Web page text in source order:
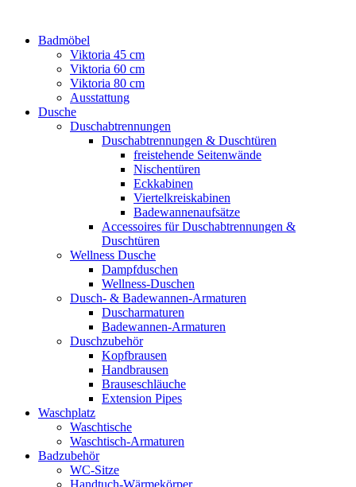
Badmöbel
Viktoria 45 cm
Viktoria 60 cm
Viktoria 80 cm
Ausstattung
Dusche
Duschabtrennungen
Duschabtrennungen & Duschtüren
freistehende Seitenwände
Nischentüren
Eckkabinen
Viertelkreiskabinen
Badewannenaufsätze
Accessoires für Duschabtrennungen &
Duschtüren
Wellness Dusche
Dampfduschen
Wellness-Duschen
Dusch- & Badewannen-Armaturen
Duscharmaturen
Badewannen-Armaturen
Duschzubehör
Kopfbrausen
Handbrausen
Brauseschläuche
Extension Pipes
Waschplatz
Waschtische
Waschtisch-Armaturen
Badzubehör
WC-Sitze
Handtuch-Wärmekörper